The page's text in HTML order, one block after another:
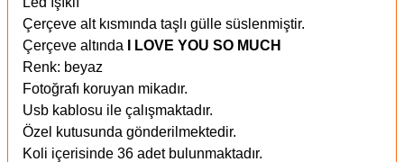
Çerçeve alt kısmında taşlı gülle süslenmiştir.
Çerçeve altında
I LOVE YOU SO MUCH
Renk: beyaz
Fotoğrafı koruyan mikadır.
Usb kablosu ile çalışmaktadır.
Özel kutusunda gönderilmektedir.
Koli içerisinde 36 adet bulunmaktadır.